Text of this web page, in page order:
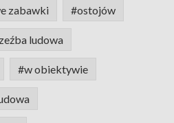
zabawki #ostojów
ludowa
#w obiektywie